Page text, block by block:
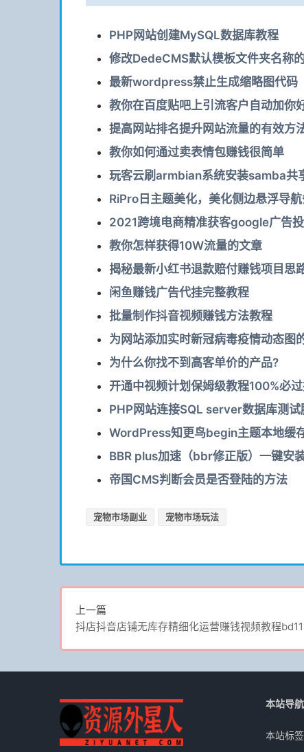
PHP网站创建MySQL数据库教程
修改DedeCMS默认模板文件夹名称
最新wordpress禁止生成缩略图代码
教你在百度贴吧上引流客户自动加你
提高网站排名提升网站流量的有效方
教你如何通过卖表情包赚钱很简单
玩客云刷armbian系统安装samba共
RiPro日主题美化，美化侧边悬浮导
2021跨境电商精准获客google广告
教你怎样获得10W流量的文章
揭秘最新小红书退款赔付赚钱项目思
闲鱼赚钱广告代挂完整教程
批量制作抖音视频赚钱方法教程
为网站添加实时新冠病毒疫情动态图
为什么你找不到高客单价的产品?
开通中视频计划保姆级教程100%必
PHP网站连接SQL server数据库测试
WordPress知更鸟begin主题本地缓
BBR plus加速（bbr修正版）一键安
帝国CMS判断会员是否登陆的方法
宠物市场副业 宠物市场玩法
上一篇
抖店抖音店铺无库存精细化运营赚钱视频教程
本站导航
本站标签